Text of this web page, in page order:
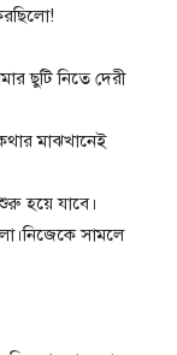
ছুটি নিতে দেরী
মাঝখানেই
হয়ে যাবে।
সামলে